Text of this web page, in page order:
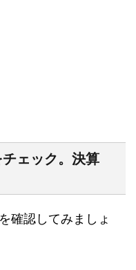
ェック。決算
確認してみましょ